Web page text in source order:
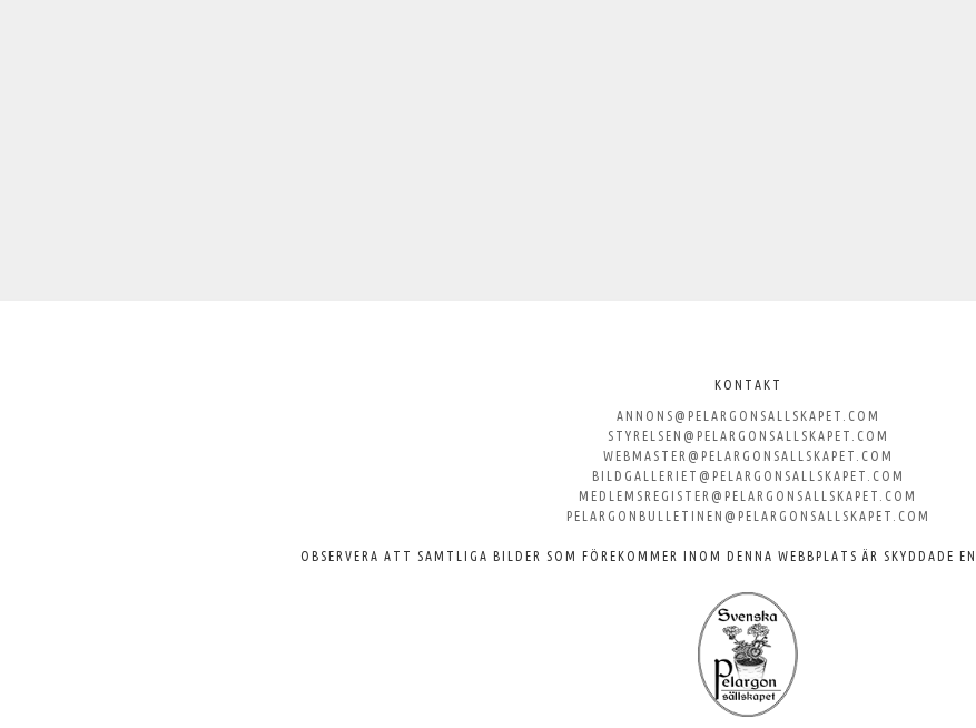
KONTAKT
ANNONS@PELARGONSALLSKAPET.COM
STYRELSEN@PELARGONSALLSKAPET.COM
WEBMASTER@PELARGONSALLSKAPET.COM
BILDGALLERIET@PELARGONSALLSKAPET.COM
MEDLEMSREGISTER@PELARGONSALLSKAPET.COM
PELARGONBULLETINEN@PELARGONSALLSKAPET.COM
OBSERVERA ATT SAMTLIGA BILDER SOM FÖREKOMMER INOM DENNA WEBBPLATS ÄR SKYDDADE